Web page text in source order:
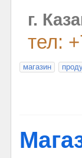
г.
тел:
магазин